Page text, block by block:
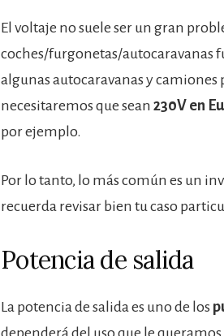
El voltaje no suele ser un gran
coches/furgonetas/autocaravanas
algunas autocaravanas y camiones
necesitaremos que sean 230V en
por ejemplo.
Por lo tanto, lo más común es un
recuerda revisar bien tu caso
Potencia de salida
La potencia de salida es uno de los
dependerá del uso que le queramos